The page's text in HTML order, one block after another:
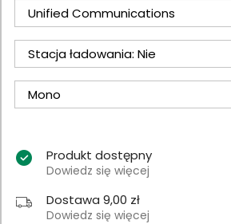
Unified Communications
Stacja ładowania: Nie
Mono
Produkt dostępny
Dowiedz się więcej
Dostawa 9,00 zł
Dowiedz się więcej